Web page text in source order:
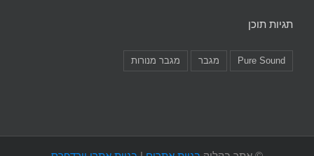
תגיות תוכן
Pure Sound מגבר מגבר מנורות